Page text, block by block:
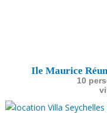
Ile Maurice
10